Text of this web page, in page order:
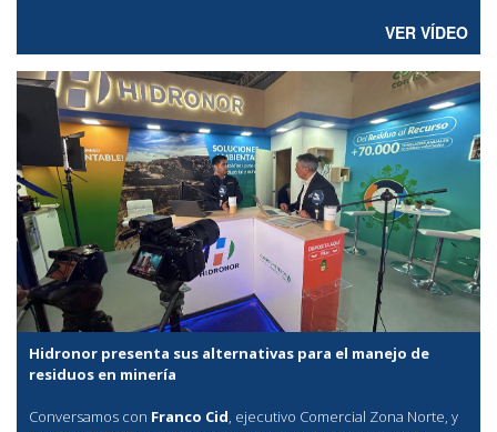
VER VÍDEO
Hidronor presenta sus alternativas para el manejo de
residuos en minería
Conversamos con Franco Cid, ejecutivo Comercial Zona Norte, y